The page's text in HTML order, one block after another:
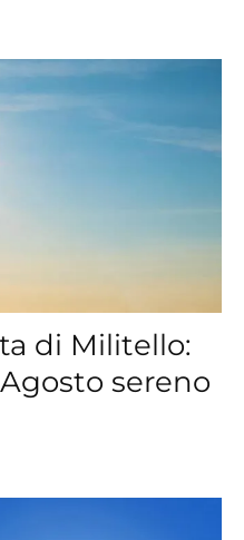
di Militello:
sereno